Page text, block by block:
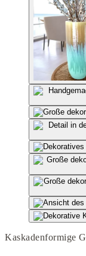
Kaskadenformige